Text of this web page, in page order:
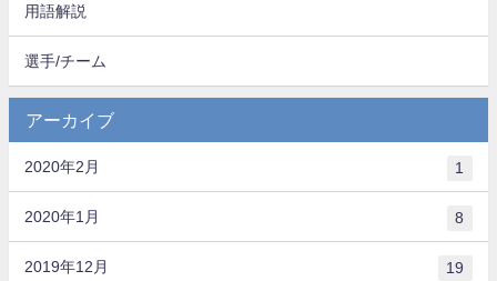
用語解説
選手/チーム
アーカイブ
2020年2月 1
2020年1月 8
2019年12月 19